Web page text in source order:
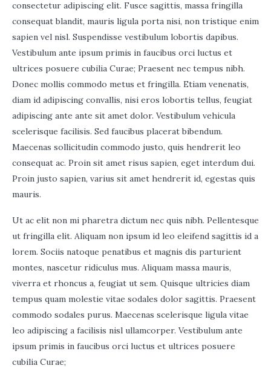
consectetur adipiscing elit. Fusce sagittis, massa fringilla
consequat blandit, mauris ligula porta nisi, non tristique enim
sapien vel nisl. Suspendisse vestibulum lobortis dapibus.
Vestibulum ante ipsum primis in faucibus orci luctus et
ultrices posuere cubilia Curae; Praesent nec tempus nibh.
Donec mollis commodo metus et fringilla. Etiam venenatis,
diam id adipiscing convallis, nisi eros lobortis tellus, feugiat
adipiscing ante ante sit amet dolor. Vestibulum vehicula
scelerisque facilisis. Sed faucibus placerat bibendum.
Maecenas sollicitudin commodo justo, quis hendrerit leo
consequat ac. Proin sit amet risus sapien, eget interdum dui.
Proin justo sapien, varius sit amet hendrerit id, egestas quis
mauris.
Ut ac elit non mi pharetra dictum nec quis nibh. Pellentesque
ut fringilla elit. Aliquam non ipsum id leo eleifend sagittis id a
lorem. Sociis natoque penatibus et magnis dis parturient
montes, nascetur ridiculus mus. Aliquam massa mauris,
viverra et rhoncus a, feugiat ut sem. Quisque ultricies diam
tempus quam molestie vitae sodales dolor sagittis. Praesent
commodo sodales purus. Maecenas scelerisque ligula vitae
leo adipiscing a facilisis nisl ullamcorper. Vestibulum ante
ipsum primis in faucibus orci luctus et ultrices posuere
cubilia Curae;